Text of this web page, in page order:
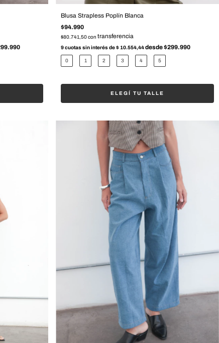
Blusa Strapless Poplín Blanca
$94.990
$80.741,50con
9 cuotas sin interés de$ 10.554,44
0 1 2 3 4 5
ELEGÍ TU TALLE